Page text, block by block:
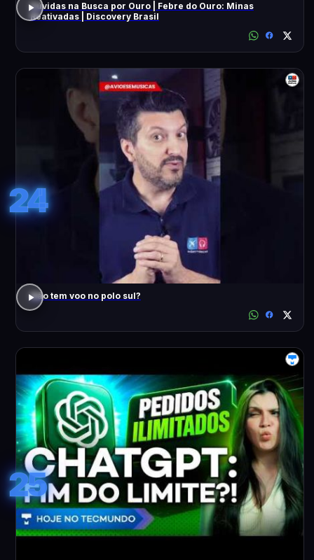
Dúvidas na Busca por Ouro | Febre do Ouro: Minas
Reativadas | Discovery Brasil
24
Não tem voo no polo sul?
25